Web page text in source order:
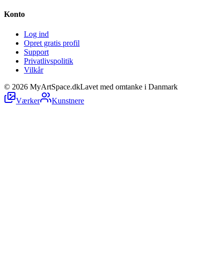
Konto
Log ind
Opret gratis profil
Support
Privatlivspolitik
Vilkår
© 2026 MyArtSpace.dkLavet med omtanke i Danmark
Værker
Kunstnere